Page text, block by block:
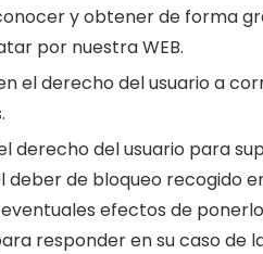
y obtener de forma
por nuestra WEB.
el derecho del usuario a
derecho del usuario para
de bloqueo recogido
efectos de
responder en su caso de